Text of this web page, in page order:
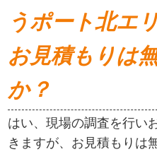
うポート北エ
お見積もりは
か？
はい、現場の調査を行い
きますが、お見積もりは